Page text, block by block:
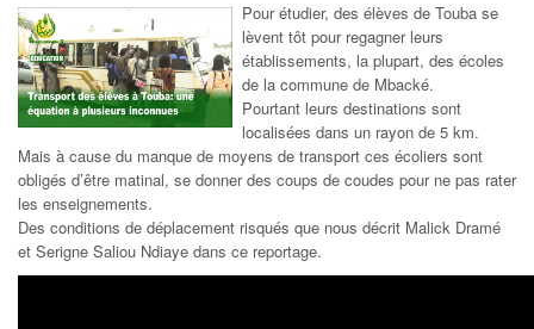
Pour étudier, des élèves de Touba se
lèvent tôt pour regagner leurs
établissements, la plupart, des écoles
de la commune de Mbacké.
Pourtant leurs destinations sont
localisées dans un rayon de 5 km.
Mais à cause du manque de moyens de transport ces écoliers sont
obligés d’être matinal, se donner des coups de coudes pour ne pas rater
les enseignements.
Des conditions de déplacement risqués que nous décrit Malick Dramé
et Serigne Saliou Ndiaye dans ce reportage.